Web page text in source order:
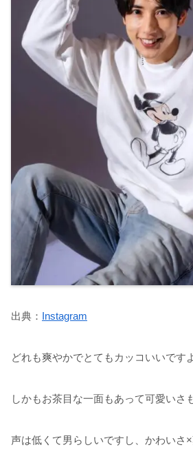
出典： Instagram
どれも爽やかでとてもカッコいいです
しかもお茶目な一面もあって可愛いさ
声は低くて男らしいですし、かわいさ